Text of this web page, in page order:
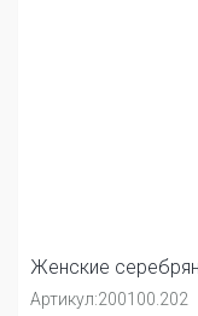
Женские
Артикул:200100.202